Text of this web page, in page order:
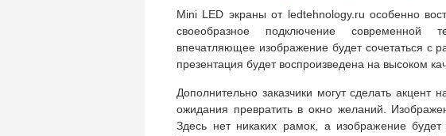
Mini LED экраны от ledtehnology.ru особенно
своеобразное подключение современной
впечатляющее изображение будет сочетаться с
презентация будет воспроизведена на высоком
Дополнительно заказчики могут сделать
ожидания превратить в окно желаний.
Здесь нет никаких рамок, а изображение